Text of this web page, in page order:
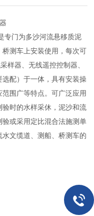
专门为多沙河流悬移质泥
桥测车上安装使用，每次可
样器、无线遥控控制器、
选配）于一体，具有安装操
范围广等特点。可广泛应用
验时的水样采休，泥沙和流
或采用定比混合法施测单
水文缆道、测船、桥测车的